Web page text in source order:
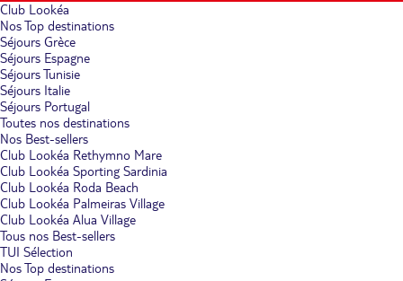
Club Lookéa
Nos Top destinations
Séjours Grèce
Séjours Espagne
Séjours Tunisie
Séjours Italie
Séjours Portugal
Toutes nos destinations
Nos Best-sellers
Club Lookéa Rethymno Mare
Club Lookéa Sporting Sardinia
Club Lookéa Roda Beach
Club Lookéa Palmeiras Village
Club Lookéa Alua Village
Tous nos Best-sellers
TUI Sélection
Nos Top destinations